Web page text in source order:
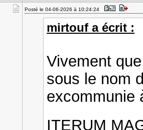
Posté le 04-06-2026 à 10:24:24
mirtouf a écrit :
Vivement
sous le nom
excommunie
ITERUM